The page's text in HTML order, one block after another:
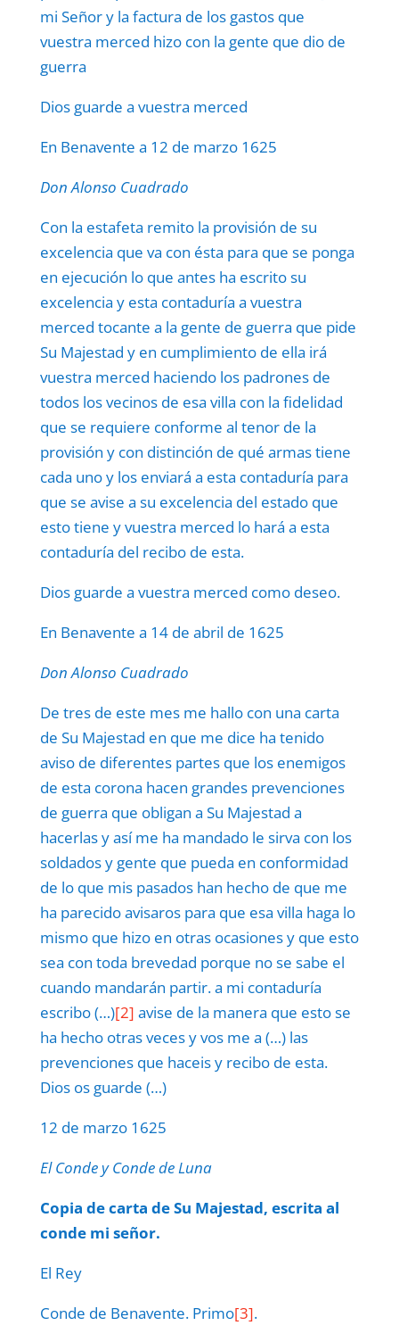
mi Señor y la factura de los gastos que
vuestra merced hizo con la gente que dio de
guerra
Dios guarde a vuestra merced
En Benavente a 12 de marzo 1625
Don Alonso Cuadrado
Con la estafeta remito la provisión de su
excelencia que va con ésta para que se ponga
en ejecución lo que antes ha escrito su
excelencia y esta contaduría a vuestra
merced tocante a la gente de guerra que pide
Su Majestad y en cumplimiento de ella irá
vuestra merced haciendo los padrones de
todos los vecinos de esa villa con la fidelidad
que se requiere conforme al tenor de la
provisión y con distinción de qué armas tiene
cada uno y los enviará a esta contaduría para
que se avise a su excelencia del estado que
esto tiene y vuestra merced lo hará a esta
contaduría del recibo de esta.
Dios guarde a vuestra merced como deseo.
En Benavente a 14 de abril de 1625
Don Alonso Cuadrado
De tres de este mes me hallo con una carta
de Su Majestad en que me dice ha tenido
aviso de diferentes partes que los enemigos
de esta corona hacen grandes prevenciones
de guerra que obligan a Su Majestad a
hacerlas y así me ha mandado le sirva con los
soldados y gente que pueda en conformidad
de lo que mis pasados han hecho de que me
ha parecido avisaros para que esa villa haga lo
mismo que hizo en otras ocasiones y que esto
sea con toda brevedad porque no se sabe el
cuando mandarán partir. a mi contaduría
escribo (…)[2] avise de la manera que esto se
ha hecho otras veces y vos me a (…) las
prevenciones que haceis y recibo de esta.
Dios os guarde (…)
12 de marzo 1625
El Conde y Conde de Luna
Copia de carta de Su Majestad, escrita al
conde mi señor.
El Rey
Conde de Benavente. Primo[3].